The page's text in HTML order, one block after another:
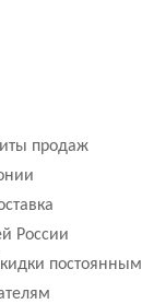
продаж
России
постоянным